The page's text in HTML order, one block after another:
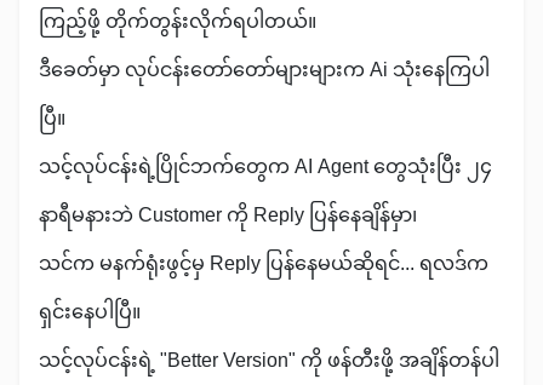
ကြည့်ဖို့ တိုက်တွန်းလိုက်ရပါတယ်။
ဒီခေတ်မှာ လုပ်ငန်းတော်တော်များများက Ai သုံးနေကြပါ
ပြီ။
သင့်လုပ်ငန်းရဲ့ပြိုင်ဘက်တွေက AI Agent တွေသုံးပြီး ၂၄
နာရီမနားဘဲ Customer ကို Reply ပြန်နေချိန်မှာ၊
သင်က မနက်ရုံးဖွင့်မှ Reply ပြန်နေမယ်ဆိုရင်... ရလဒ်က
ရှင်းနေပါပြီ။
သင့်လုပ်ငန်းရဲ့ "Better Version" ကို ဖန်တီးဖို့ အချိန်တန်ပါ